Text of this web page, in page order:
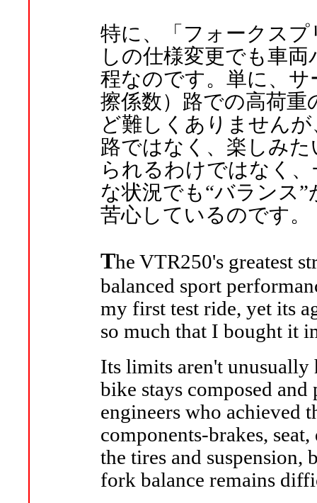
特に、「フォークス
しの仕様変更でも車
程なのです。単に、
擦係数）路での高荷
ど難しくありません
路ではなく、楽しみ
られるわけではなく
な状況でも“バランス
苦心しているのです。
The VTR250's greatest
balanced sport
my first test ride, yet its
so much that I bought it
Its limits aren't
bike stays composed
engineers who achieved
components-brakes,
the tires and suspension,
fork balance remains